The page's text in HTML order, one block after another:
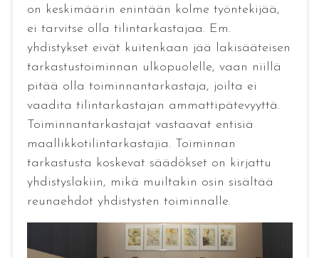
on keskimäärin enintään kolme työntekijää,
ei tarvitse olla tilintarkastajaa. Em.
yhdistykset eivät kuitenkaan jää lakisääteisen
tarkastustoiminnan ulkopuolelle, vaan niillä
pitää olla toiminnantarkastaja, joilta ei
vaadita tilintarkastajan ammattipätevyyttä.
Toiminnantarkastajat vastaavat entisiä
maallikkotilintarkastajia. Toiminnan
tarkastusta koskevat säädökset on kirjattu
yhdistyslakiin, mikä muiltakin osin sisältää
reunaehdot yhdistysten toiminnalle.